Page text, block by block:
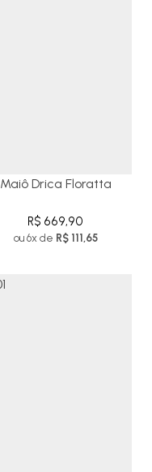
Maiô Drica Floratta
R$ 669,90
ou 6x de R$ 111,65